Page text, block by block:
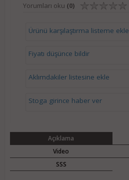
Yorumları oku (0)
Ürünü karşılaştırma listeme ekle
Fiyatı düşünce bildir
Aklımdakiler listesine ekle
Stoga girince haber ver
Açıklama
Video
SSS